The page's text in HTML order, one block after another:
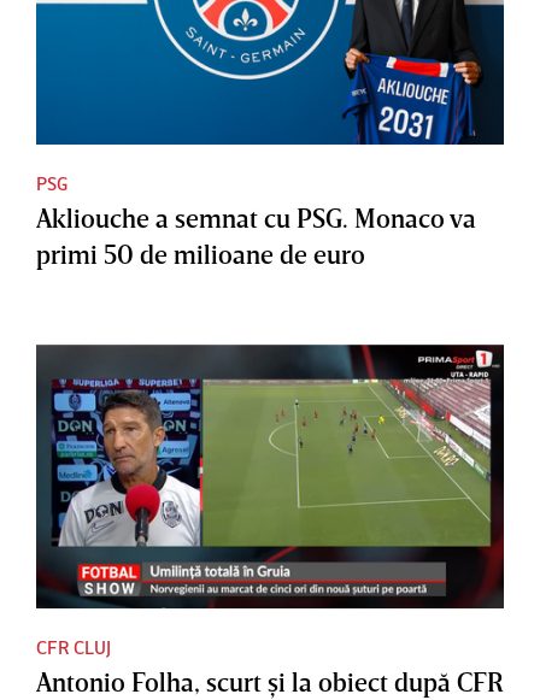
PSG
Akliouche a semnat cu PSG. Monaco va
primi 50 de milioane de euro
CFR CLUJ
Antonio Folha, scurt şi la obiect după CFR